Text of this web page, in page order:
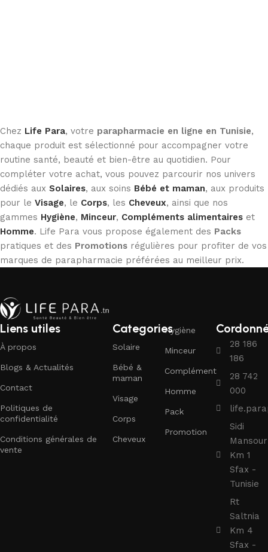
Chez Life Para, votre parapharmacie en ligne en Tunisie,
chaque produit est sélectionné pour accompagner votre
routine santé, beauté et bien-être au quotidien. Pour
compléter votre achat, vous pouvez parcourir nos univers
dédiés aux Solaires, aux soins Bébé et maman, aux produits
pour le Visage, le Corps, les Cheveux, ainsi que nos
gammes Hygiène, Minceur, Compléments alimentaires et
Homme. Life Para vous propose également des Packs
pratiques et des Promotions régulières pour profiter de vos
marques de parapharmacie préférées au meilleur prix.
Liens utiles
À propos
Blogs & Actualités
Contact
Politiques de
confidentialité
Conditions générales de
vente
Categories
Solaire
Bébé &
maman
Visage
Corps
Cheveux
Hygiène
Minceur
Complément
Homme
Pack
Promotion
28 186
186
28 742
000
Sidi
Mansour
Km 1
Sfax -
Tunisie
Rt
Saltnia
Km 4
Sfax -